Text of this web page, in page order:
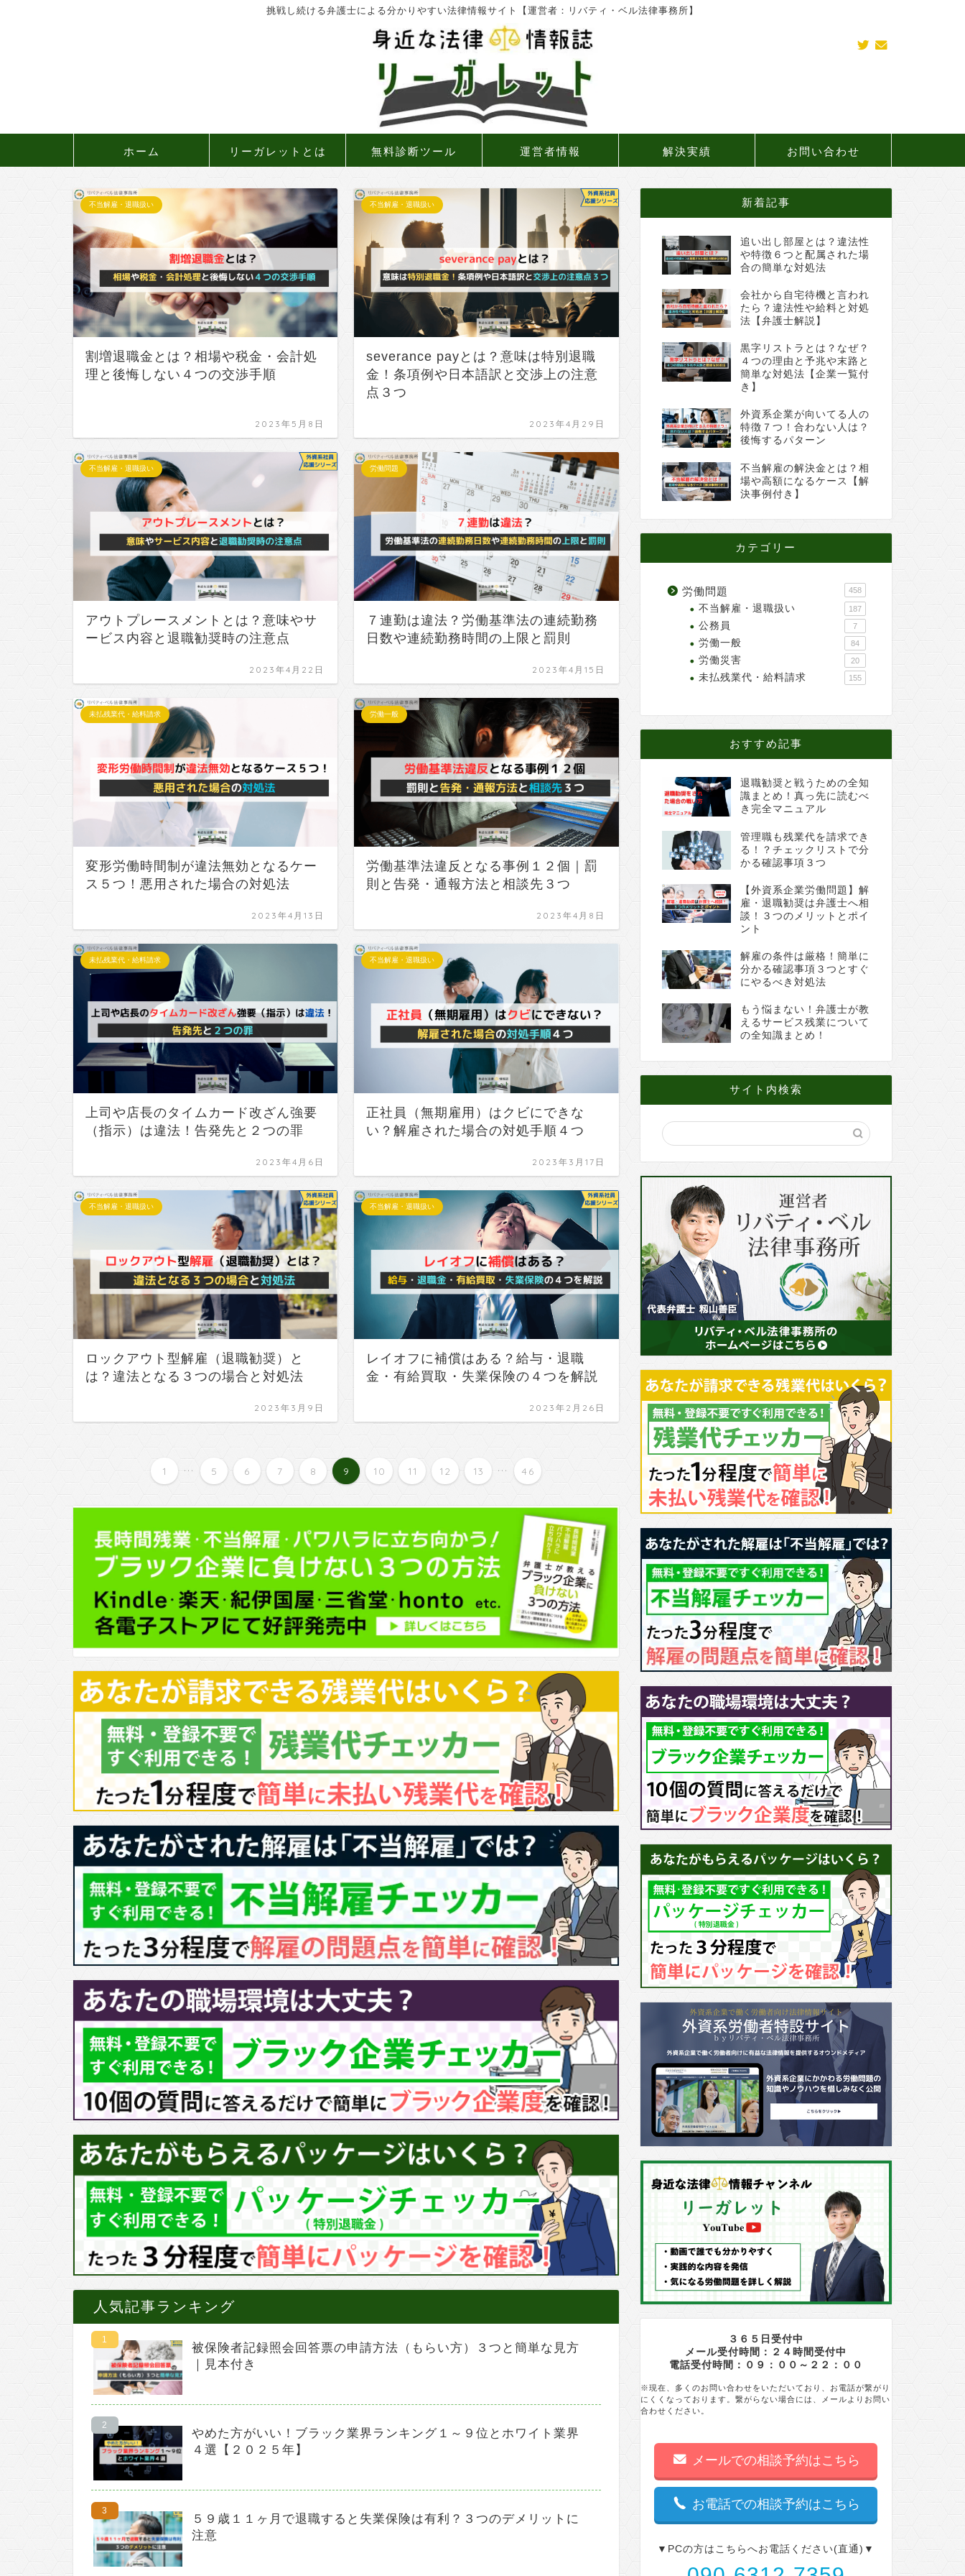
挑戦し続ける弁護士による分かりやすい法律情報サイト【運営者：リバティ・ベル法律事務所】
ホーム リーガレットとは 無料診断ツール 運営者情報 解決実績 お問い合わせ
不当解雇・退職扱い
割増退職金とは？相場や税金・会計処
理と後悔しない４つの交渉手順
2023年5月8日
不当解雇・退職扱い
severance payとは？意味は特別退職
金！条項例や日本語訳と交渉上の注意
点３つ
2023年4月29日
不当解雇・退職扱い
アウトプレースメントとは？意味やサ
ービス内容と退職勧奨時の注意点
2023年4月22日
労働問題
７連勤は違法？労働基準法の連続勤務
日数や連続勤務時間の上限と罰則
2023年4月15日
未払残業代・給料請求
変形労働時間制が違法無効となるケー
ス５つ！悪用された場合の対処法
2023年4月13日
労働一般
労働基準法違反となる事例１２個｜罰
則と告発・通報方法と相談先３つ
2023年4月8日
未払残業代・給料請求
上司や店長のタイムカード改ざん強要
（指示）は違法！告発先と２つの罪
2023年4月6日
不当解雇・退職扱い
正社員（無期雇用）はクビにできな
い？解雇された場合の対処手順４つ
2023年3月17日
不当解雇・退職扱い
ロックアウト型解雇（退職勧奨）と
は？違法となる３つの場合と対処法
2023年3月9日
不当解雇・退職扱い
レイオフに補償はある？給与・退職
金・有給買取・失業保険の４つを解説
2023年2月26日
1 ... 5 6 7 8 9 10 11 12 13 ... 46
人気記事ランキング
被保険者記録照会回答票の申請方法（もらい方）３つと簡単な見方
｜見本付き
やめた方がいい！ブラック業界ランキング１～９位とホワイト業界
４選【２０２５年】
５９歳１１ヶ月で退職すると失業保険は有利？３つのデメリットに
注意
新着記事
追い出し部屋とは？違法性
や特徴６つと配属された場
合の簡単な対処法
会社から自宅待機と言われ
たら？違法性や給料と対処
法【弁護士解説】
黒字リストラとは？なぜ？
４つの理由と予兆や末路と
簡単な対処法【企業一覧付
き】
外資系企業が向いてる人の
特徴７つ！合わない人は？
後悔するパターン
不当解雇の解決金とは？相
場や高額になるケース【解
決事例付き】
カテゴリー
労働問題 458
不当解雇・退職扱い 187
公務員 7
労働一般 84
労働災害 20
未払残業代・給料請求 155
おすすめ記事
退職勧奨と戦うための全知
識まとめ！真っ先に読むべ
き完全マニュアル
管理職も残業代を請求でき
る！？チェックリストで分
かる確認事項３つ
【外資系企業労働問題】解
雇・退職勧奨は弁護士へ相
談！３つのメリットとポイ
ント
解雇の条件は厳格！簡単に
分かる確認事項３つとすぐ
にやるべき対処法
もう悩まない！弁護士が教
えるサービス残業について
の全知識まとめ！
サイト内検索
３６５日受付中
メール受付時間：２４時間受付中
電話受付時間：０９：００～２２：００
※現在、多くのお問い合わせをいただいており、お電話が繋がり
にくくなっております。繋がらない場合には、メールよりお問い
合わせください。
メールでの相談予約はこちら
お電話での相談予約はこちら
▼PCの方はこちらへお電話ください(直通)▼